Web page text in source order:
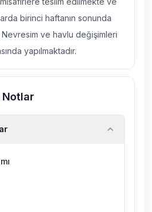
birinci haftanın sonunda
Nevresim ve havlu değişimleri
yapılmaktadır.
Notlar